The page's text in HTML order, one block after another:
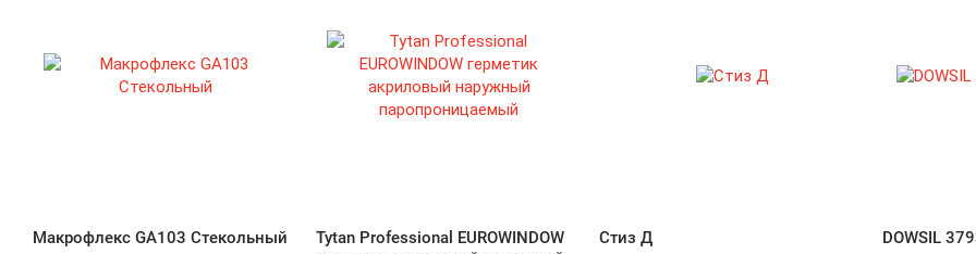
Макрофлекс GA103 Cтекольный
Tytan Professional EUROWINDOW
Стиз Д DOWSIL